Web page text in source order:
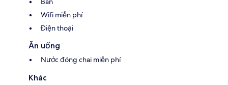
Wifi miễn phí
Điện thoại
Ăn uống
Nước đóng chai miễn phí
Khác